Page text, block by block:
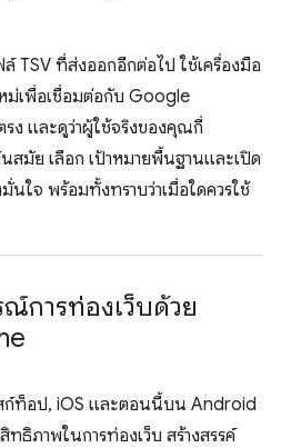
TSV ที่ส่งออกอีกต่อไป ใช้เครื่องมือ
ม่เพื่อเชื่อมต่อกับ Google
ง และดูว่าผู้ใช้จริงของคุณกี่
สมัย เลือก เป้าหมายพื้นฐานและเปิด
นใจ พร้อมทั้งทราบว่าเมื่อใดควรใช้
การท่องเว็บด้วย
ก์ท็อป, iOS และตอนนี้บน Android
ธิภาพในการท่องเว็บ สร้างสรรค์